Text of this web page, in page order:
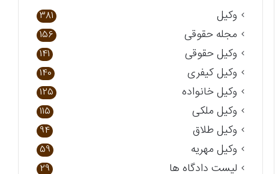
وکیل 381
مجله حقوقی 156
وکیل حقوقی 141
وکیل کیفری 140
وکیل خانواده 125
وکیل ملکی 115
وکیل طلاق 94
وکیل مهریه 59
لیست دادگاه ها 29